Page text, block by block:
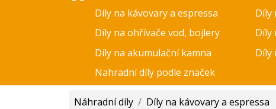
Díly na kávovary a espressa
Díly
Díly na ohřívače vod, bojlery
Díly
Díly na akumulační kamna
Díly
Nahradní díly podle značek
Náhradní díly / Díly na kávovary a espressa